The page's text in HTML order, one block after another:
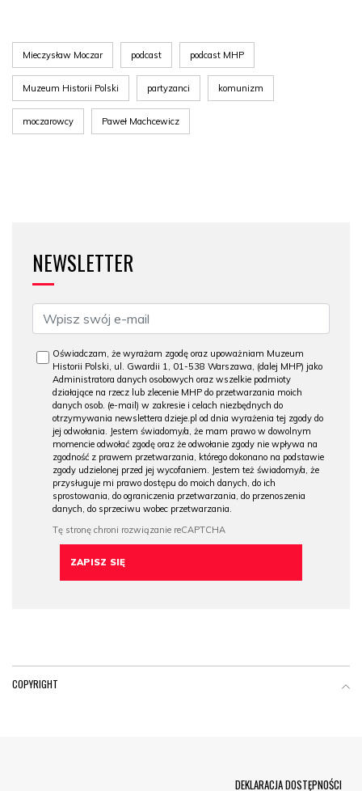
Mieczysław Moczar podcast podcast MHP
Muzeum Historii Polski partyzanci komunizm
moczarowcy Paweł Machcewicz
NEWSLETTER
Oświadczam, że wyrażam zgodę oraz upoważniam Muzeum
Historii Polski, ul. Gwardii 1, 01-538 Warszawa, (dalej MHP) jako
Administratora danych osobowych oraz wszelkie podmioty
działające na rzecz lub zlecenie MHP do przetwarzania moich
danych osob. (e-mail) w zakresie i celach niezbędnych do
otrzymywania newslettera dzieje.pl od dnia wyrażenia tej zgody do
jej odwołania. Jestem świadomy/a, że mam prawo w dowolnym
momencie odwołać zgodę oraz że odwołanie zgody nie wpływa na
zgodność z prawem przetwarzania, którego dokonano na podstawie
zgody udzielonej przed jej wycofaniem. Jestem też świadomy/a, że
przysługuje mi prawo dostępu do moich danych, do ich
sprostowania, do ograniczenia przetwarzania, do przenoszenia
danych, do sprzeciwu wobec przetwarzania.
COPYRIGHT
DEKLARACJA DOSTĘPNOŚCI